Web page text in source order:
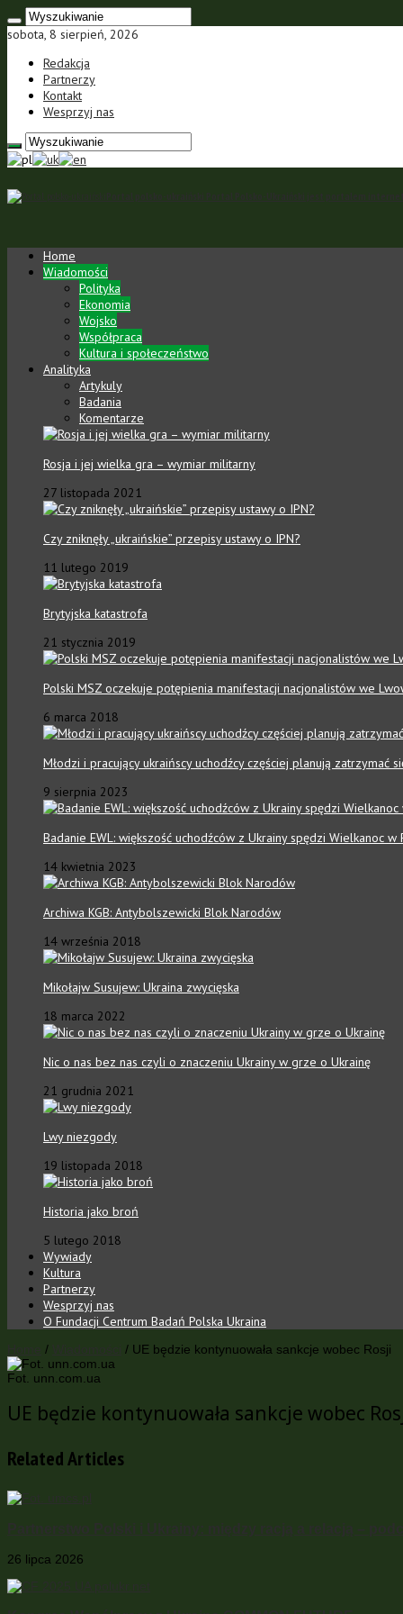
sobota, 8 sierpień, 2026
Redakcja
Partnerzy
Kontakt
Wesprzyj nas
Home
Wiadomości
Polityka
Ekonomia
Wojsko
Współpraca
Kultura i społeczeństwo
Analityka
Artykuly
Badania
Komentarze
Rosja i jej wielka gra – wymiar militarny
27 listopada 2021
Czy zniknęły „ukraińskie” przepisy ustawy o IPN?
11 lutego 2019
Brytyjska katastrofa
21 stycznia 2019
Polski MSZ oczekuje potępienia manifestacji nacjonalistów we
6 marca 2018
Młodzi i pracujący ukraińscy uchodźcy częściej planują zatrzymać
9 sierpnia 2023
Badanie EWL: większość uchodźców z Ukrainy spędzi Wielkanoc w
14 kwietnia 2023
Archiwa KGB: Antybolszewicki Blok Narodów
14 września 2018
Mikołajw Susujew: Ukraina zwycięska
18 marca 2022
Nic o nas bez nas czyli o znaczeniu Ukrainy w grze o Ukrainę
21 grudnia 2021
Lwy niezgody
19 listopada 2018
Historia jako broń
5 lutego 2018
Wywiady
Kultura
Partnerzy
Wesprzyj nas
O Fundacji Centrum Badań Polska Ukraina
/ / UE będzie kontynuowała sankcje wobec Rosji
Fot. unn.com.ua
UE będzie kontynuowała sankcje wobec
Related Articles
26 lipca 2026